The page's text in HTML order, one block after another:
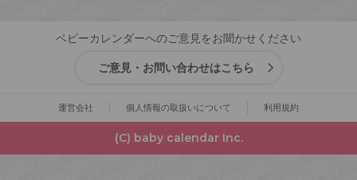
ベビーカレンダーへのご意見をお聞かせください
ご意見・お問い合わせはこちら
運営会社 個人情報の取扱いについて 利用規約
(C) baby calendar Inc.